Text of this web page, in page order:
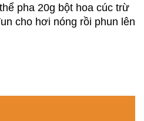
pha 20g bột hoa cúc trừ
cho hơi nóng rồi phun lên